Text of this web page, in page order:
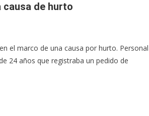
causa de hurto
el marco de una causa por hurto. Personal
24 años que registraba un pedido de